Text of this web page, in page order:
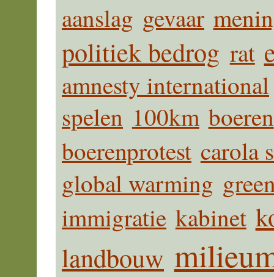
aanslag gevaar
politiek bedrog rat
amnesty international
spelen 100km boeren
boerenprotest carola
global warming
immigratie kabinet
landbouw